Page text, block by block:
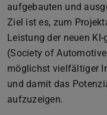
aufgebauten und
Ziel ist es, zum
Leistung der neuen
(Society of
möglichst vielfältiger
und damit das
aufzuzeigen.